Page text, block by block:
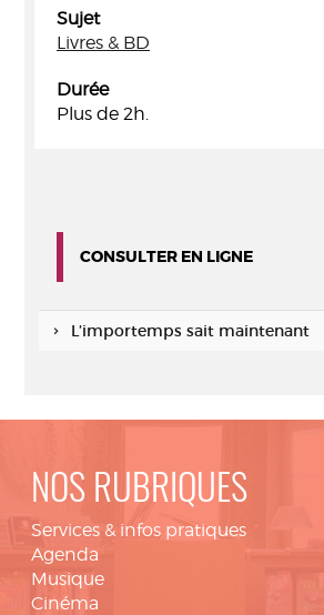
Sujet
Livres & BD
Durée
Plus de 2h.
CONSULTER EN LIGNE
L’importemps sait maintenant
NOS RUBRIQUES
Services & infos pratiques
Agenda
Musique
Cinéma